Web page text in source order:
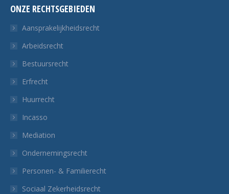
opent
nieuw
tabblad
opent
in
nieuw
tabblad
opent
in
nieuw
tabblad
opent
in
tabblad
ONZE RECHTSGEBIEDEN
Aansprakelijkheidsrecht
Arbeidsrecht
Bestuursrecht
Erfrecht
Huurrecht
Incasso
Mediation
Ondernemingsrecht
Personen- & Familierecht
Sociaal Zekerheidsrecht